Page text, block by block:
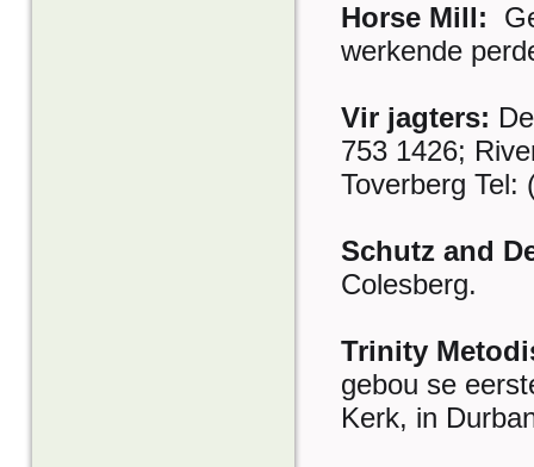
Horse Mill:
werkende
Vir jagters:
753 1426;
Toverberg Tel:
Schutz and
Colesberg.
Trinity
gebou se
Kerk, in